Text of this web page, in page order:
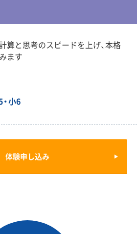
算と思考のスピードを上げ、本格
ます
・小6
体験申し込み